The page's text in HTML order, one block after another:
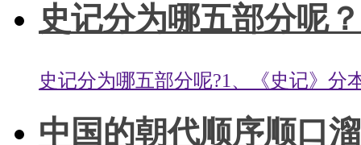
史记分为哪五部分呢
史记分为哪五部分呢?1、《史记》分
中国的朝代顺序顺口